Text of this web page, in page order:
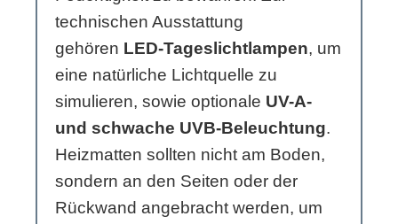
technischen Ausstattung
gehören LED-Tageslichtlampen, um
eine natürliche Lichtquelle zu
simulieren, sowie optionale UV-A-
und schwache UVB-Beleuchtung.
Heizmatten sollten nicht am Boden,
sondern an den Seiten oder der
Rückwand angebracht werden, um